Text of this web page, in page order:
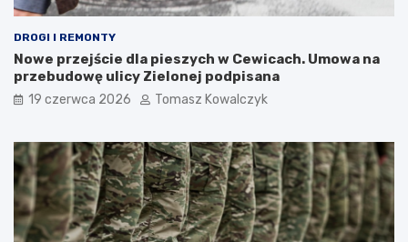
DROGI I REMONTY
Nowe przejście dla pieszych w Cewicach. Umowa na
przebudowę ulicy Zielonej podpisana
19 czerwca 2026 Tomasz Kowalczyk